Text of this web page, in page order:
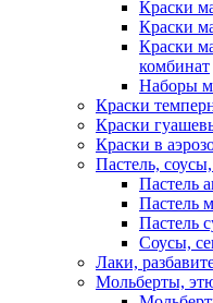
Краски
Краски
Краски
комбинат
Наборы
Краски
Краски
Краски в
Пастель,
Пастель
Пастель
Пастель
Соусы,
Лаки,
Мольберты,